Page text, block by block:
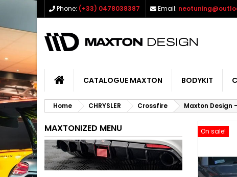
Phone: (+33) 0478038387 Email:
CATALOGUE MAXTON BODYKIT
Home CHRYSLER Crossfire Maxton Design -
MAXTONIZED MENU On sale!